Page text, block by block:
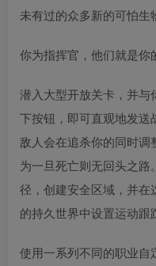
未有过的众多新的可怕生
你为指挥官，他们就是你
潜入大型开放关卡，并与
下按钮，即可直观地发送
敌人会在追杀你的同时调
为一旦死亡则无回头之
径，创建安全区域，并在
的持久世界中设置运动跟
使用一系列不同的职业